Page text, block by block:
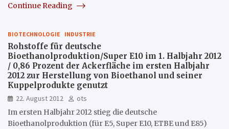
Continue Reading
BIOTECHNOLOGIE INDUSTRIE
Rohstoffe für deutsche
Bioethanolproduktion/Super E10 im 1. Halbjahr 2012
/ 0,86 Prozent der Ackerfläche im ersten Halbjahr
2012 zur Herstellung von Bioethanol und seiner
Kuppelprodukte genutzt
22. August 2012
ots
Im ersten Halbjahr 2012 stieg die deutsche
Bioethanolproduktion (für E5, Super E10, ETBE und E85)